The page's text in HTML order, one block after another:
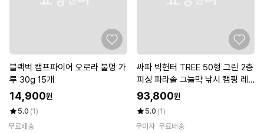
블랙벅 캠프파이어 오로라 불멍 가
루 30g 15개
14,900원
5.0 (1)
무료배송
싸파 빅헌터 TREE 50형 그린 2층
피싱 파라솔 그늘막 낚시 캠핑 레
저
93,800원
5.0 (1)
무이자 무료배송